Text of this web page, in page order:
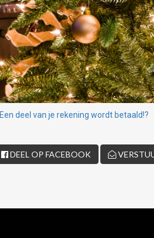
Een deel van je rekening wordt betaald!?
DEEL OP FACEBOOK